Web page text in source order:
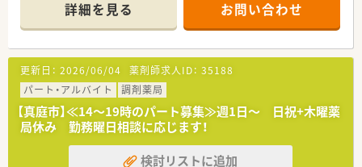
■隣接する病院より内科・外科・整形外科ほか応需。幅広い処方
箋に触れることができます。
■処方箋枚数は約60枚/日です。
＜研修制度＞
■現場の先輩薬剤師より指導を受けて頂きます。
＜法人特徴＞
■岡山県内を中心に15店舗展開の地元調剤薬局チェーンで
す。
地域密着型の店舗を目指し、全店舗の健康サポート機能に向けて
詳細を見る お問い合わせ
更新日： 2026/06/04 薬剤師求人ID： 35188
パート・アルバイト
調剤薬局
【真庭市】≪14～19時のパート募集≫週1日～ 日祝+木曜薬
局休み 勤務曜日相談に応じます！
検討リストに追加